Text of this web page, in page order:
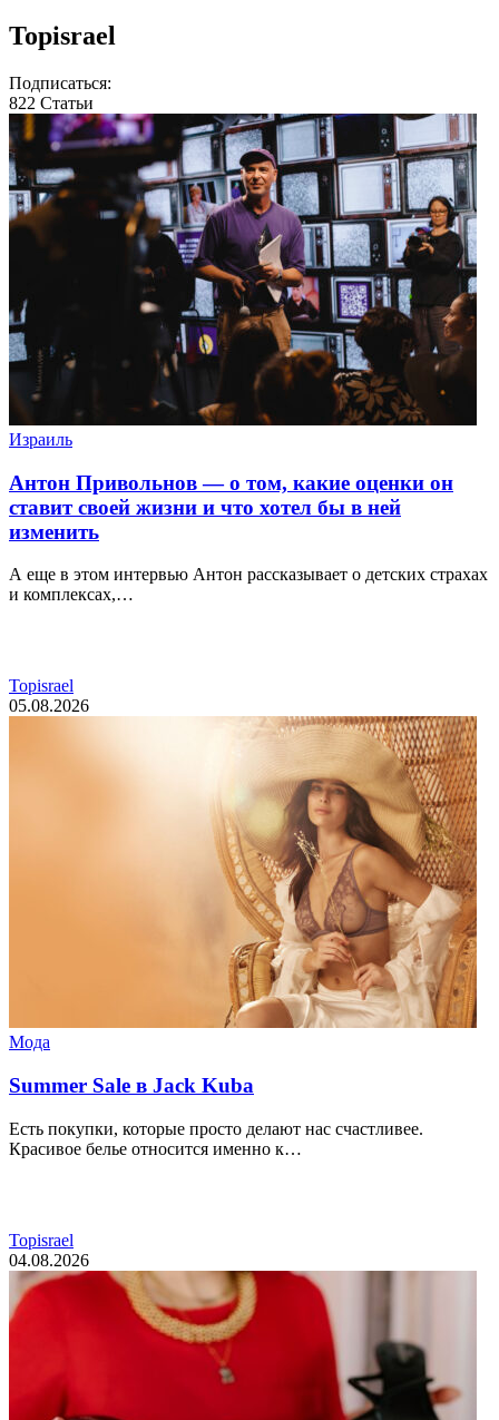
Topisrael
Подписаться:
822 Статьи
Израиль
Антон Привольнов — о том, какие оценки он
ставит своей жизни и что хотел бы в ней
изменить
А еще в этом интервью Антон рассказывает о детских страхах
и комплексах,…
Topisrael
05.08.2026
Мода
Summer Sale в Jack Kuba
Есть покупки, которые просто делают нас счастливее.
Красивое белье относится именно к…
Topisrael
04.08.2026